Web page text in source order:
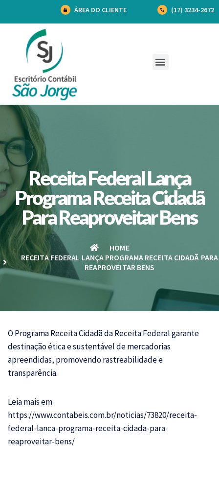
ÁREA DO CLIENTE (17) 3234-2672
Receita Federal Lança
Programa Receita Cidadã
Para Reaproveitar Bens
HOME
RECEITA FEDERAL LANÇA PROGRAMA RECEITA CIDADÃ PARA
REAPROVEITAR BENS
O Programa Receita Cidadã da Receita Federal garante
destinação ética e sustentável de mercadorias
apreendidas, promovendo rastreabilidade e
transparência.
Leia mais em
https://www.contabeis.com.br/noticias/73820/receita-
federal-lanca-programa-receita-cidada-para-
reaproveitar-bens/